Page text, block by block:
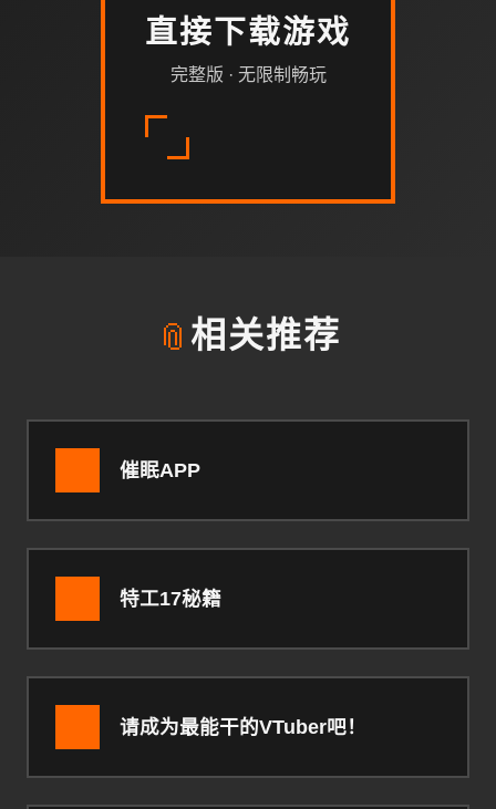
直接下载游戏
完整版 · 无限制畅玩
📎 相关推荐
催眠APP
特工17秘籍
请成为最能干的VTuber吧！